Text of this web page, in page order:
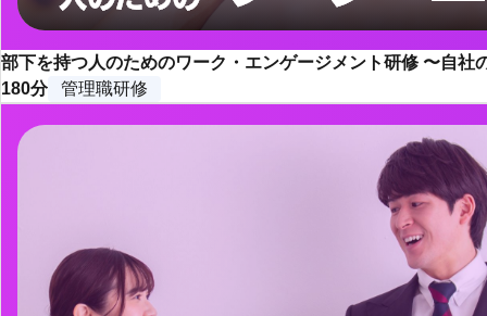
部下を持つ人のためのワーク・エンゲージメント研修 〜自
180分
管理職研修